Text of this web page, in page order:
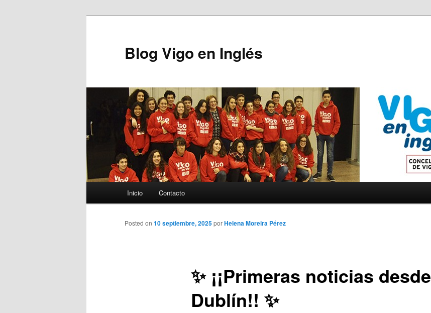
Blog Vigo en Inglés
Ir al contenido principal
Inicio Contacto
✨ ¡¡Primeras noticias desde
Dublín!! ✨
Posted on 10 septiembre, 2025porHelena Moreira Pérez